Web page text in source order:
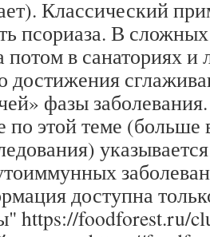
Классический
псориаза. В сложных
потом в санаториях и
фазы
по этой теме (больше
доступна
https://foodforest.ru/